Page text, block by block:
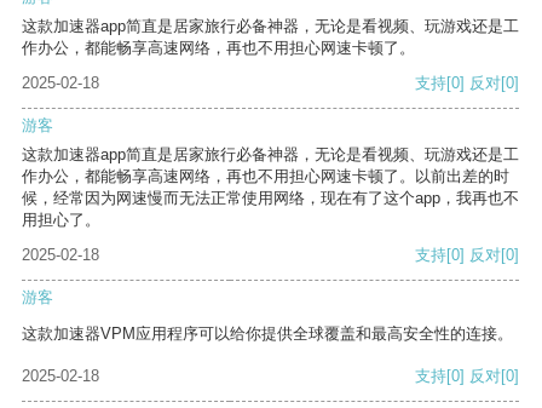
这款加速器app简直是居家旅行必备神器，无论是看视频、玩游戏还是工
作办公，都能畅享高速网络，再也不用担心网速卡顿了。
2025-02-18
支持[0] 反对[0]
游客
这款加速器app简直是居家旅行必备神器，无论是看视频、玩游戏还是工
作办公，都能畅享高速网络，再也不用担心网速卡顿了。以前出差的时
候，经常因为网速慢而无法正常使用网络，现在有了这个app，我再也不
用担心了。
2025-02-18
支持[0] 反对[0]
游客
这款加速器VPM应用程序可以给你提供全球覆盖和最高安全性的连接。
2025-02-18 支持[0] 反对[0]